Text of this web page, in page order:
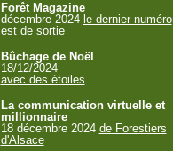
Forêt Magazine
décembre 2024 le dernier numéro
est de sortie
Bûchage de Noël
18/12/2024
avec des étoiles
La communication virtuelle et
millionnaire
18 décembre 2024 de Forestiers
d'Alsace